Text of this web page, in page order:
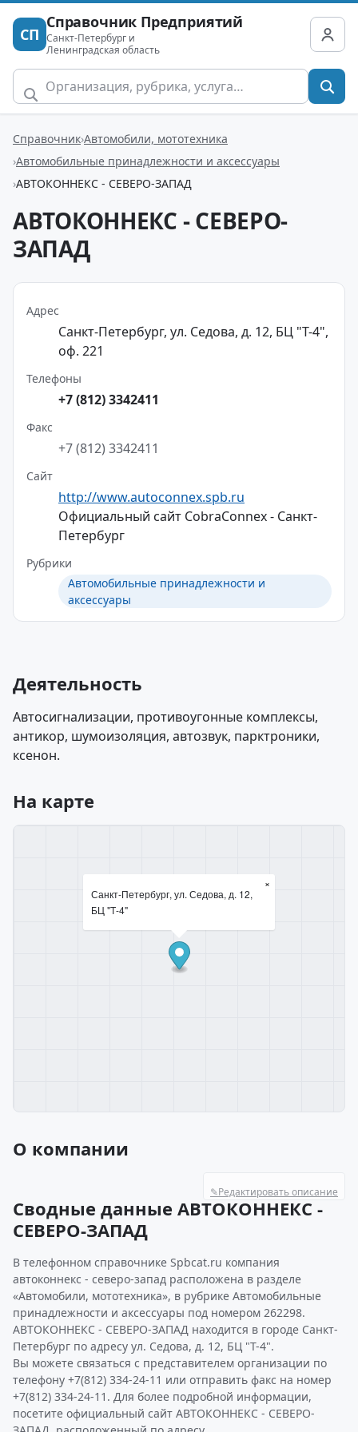
СП
Справочник Предприятий
Санкт-Петербург и
Ленинградская область
Справочник Автомобили, мототехника
Автомобильные принадлежности и аксессуары
АВТОКОННЕКС - СЕВЕРО-ЗАПАД
АВТОКОННЕКС - СЕВЕРО-
ЗАПАД
Адрес
Санкт-Петербург, ул. Седова, д. 12, БЦ "Т-4",
оф. 221
Телефоны
+7 (812) 3342411
Факс
+7 (812) 3342411
Сайт
http://www.autoconnex.spb.ru
Официальный сайт CobraConnex - Санкт-
Петербург
Рубрики
Автомобильные принадлежности и
аксессуары
Деятельность
Автосигнализации, противоугонные комплексы,
антикор, шумоизоляция, автозвук, парктроники,
ксенон.
На карте
Санкт-Петербург, ул. Седова, д. 12,
БЦ "Т-4"
×
О компании
✎Редактировать описание
Сводные данные АВТОКОННЕКС -
СЕВЕРО-ЗАПАД
В телефонном справочнике Spbcat.ru компания
автоконнекс - северо-запад расположена в разделе
«Автомобили, мототехника», в рубрике Автомобильные
принадлежности и аксессуары под номером 262298.
АВТОКОННЕКС - СЕВЕРО-ЗАПАД находится в городе Санкт-
Петербург по адресу ул. Седова, д. 12, БЦ "Т-4".
Вы можете связаться с представителем организации по
телефону +7(812) 334-24-11 или отправить факс на номер
+7(812) 334-24-11. Для более подробной информации,
посетите официальный сайт АВТОКОННЕКС - СЕВЕРО-